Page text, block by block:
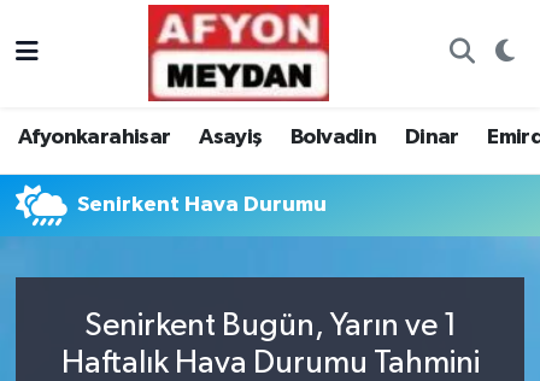
Afyonkarahisar Asayiş Bolvadin Dinar
Senirkent Hava Durumu
Senirkent Bugün, Yarın ve 1
Haftalık Hava Durumu Tahmini
Nöbetçi Eczaneler
Trafik Durumu
Süper Lig Puan Durumu ve Fikstür
Tüm Manşetler